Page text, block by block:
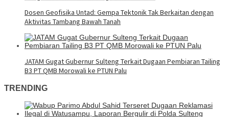
Dosen Geofisika Untad: Gempa Tektonik Tak Berkaitan dengan
Aktivitas Tambang Bawah Tanah
JATAM Gugat Gubernur Sulteng Terkait Dugaan Pembiaran Tailing
B3 PT QMB Morowali ke PTUN Palu
TRENDING